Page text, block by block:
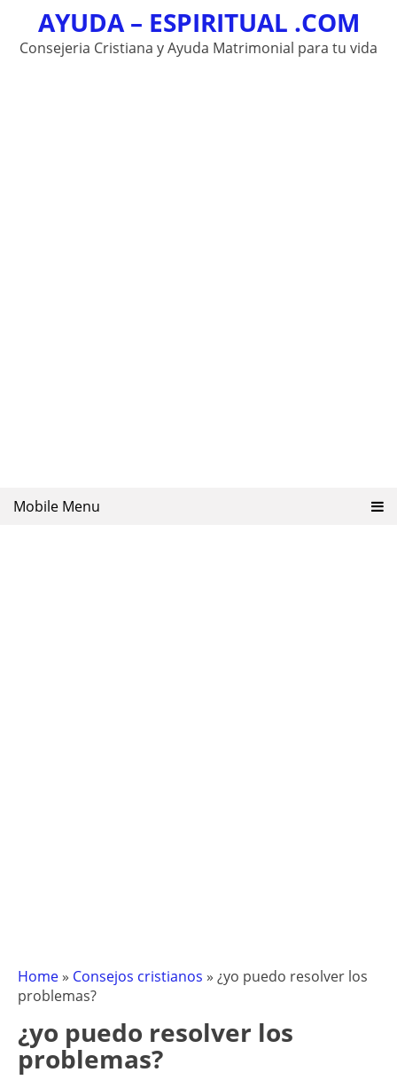
content
AYUDA – ESPIRITUAL .COM
Consejeria Cristiana y Ayuda Matrimonial para tu vida
Mobile Menu
Home » Consejos cristianos » ¿yo puedo resolver los
problemas?
¿yo puedo resolver los
problemas?